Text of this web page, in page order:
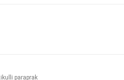
paraprak